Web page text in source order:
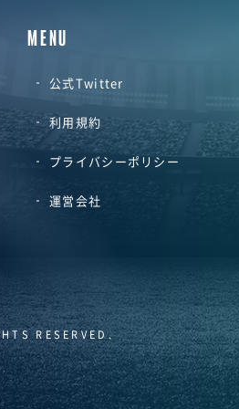
MENU
公式Twitter
利用規約
プライバシーポリシー
運営会社
RESERVED.